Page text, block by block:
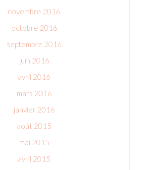
novembre 2016
octobre 2016
septembre 2016
juin 2016
avril 2016
mars 2016
janvier 2016
août 2015
mai 2015
avril 2015